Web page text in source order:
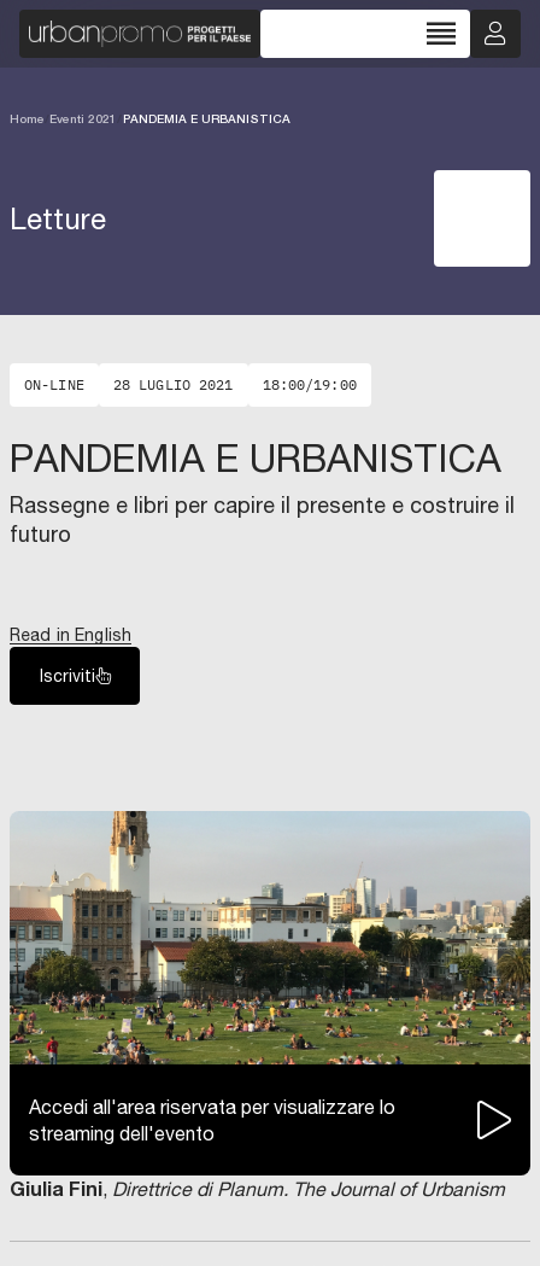
reorder
Home Eventi 2021 PANDEMIA E URBANISTICA
Letture
ON-LINE 28 LUGLIO 2021 18:00/19:00
PANDEMIA E URBANISTICA
Rassegne e libri per capire il presente e costruire il
futuro
Read in English
Iscriviti
Accedi all'area riservata per visualizzare lo
streaming dell'evento
Giulia Fini, Direttrice di Planum. The Journal of Urbanism